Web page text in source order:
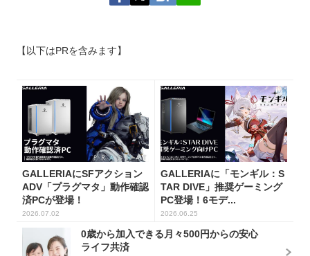
【以下はPRを含みます】
GALLERIAにSFアクション
ADV「プラグマタ」動作確認
済PCが登場！
2026.07.02
GALLERIAに「モンギル：S
TAR DIVE」推奨ゲーミング
PC登場！6モデ...
2026.06.25
0歳から加入できる月々500円からの安心
ライフ共済